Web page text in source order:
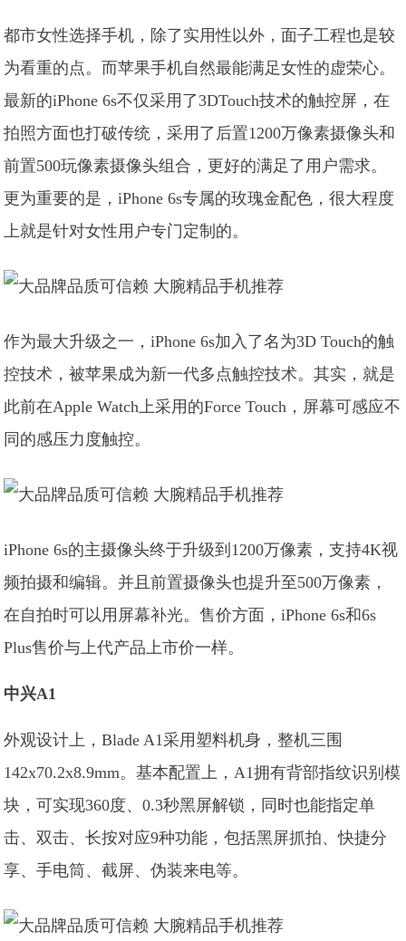
都市女性选择手机，除了实用性以外，面子工程也是较
为看重的点。而苹果手机自然最能满足女性的虚荣心。
最新的iPhone 6s不仅采用了3DTouch技术的触控屏，在
拍照方面也打破传统，采用了后置1200万像素摄像头和
前置500玩像素摄像头组合，更好的满足了用户需求。
更为重要的是，iPhone 6s专属的玫瑰金配色，很大程度
上就是针对女性用户专门定制的。
作为最大升级之一，iPhone 6s加入了名为3D Touch的触
控技术，被苹果成为新一代多点触控技术。其实，就是
此前在Apple Watch上采用的Force Touch，屏幕可感应不
同的感压力度触控。
iPhone 6s的主摄像头终于升级到1200万像素，支持4K视
频拍摄和编辑。并且前置摄像头也提升至500万像素，
在自拍时可以用屏幕补光。售价方面，iPhone 6s和6s
Plus售价与上代产品上市价一样。
中兴A1
外观设计上，Blade A1采用塑料机身，整机三围
142x70.2x8.9mm。基本配置上，A1拥有背部指纹识别模
块，可实现360度、0.3秒黑屏解锁，同时也能指定单
击、双击、长按对应9种功能，包括黑屏抓拍、快捷分
享、手电筒、截屏、伪装来电等。